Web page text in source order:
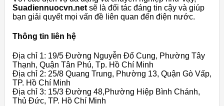
Suadiennuocvn.net sẽ là đối tác đáng tin cậy và giúp
bạn giải quyết mọi vấn đề liên quan đến điện nước.
Thông tin liên hệ
Địa chỉ 1: 19/5 Đường Nguyễn Đổ Cung, Phường Tây
Thạnh, Quận Tân Phú, Tp. Hồ Chí Minh
Địa chỉ 2: 25/8 Quang Trung, Phường 13, Quận Gò Vấp,
TP. Hồ Chí Minh
Địa chỉ 3: 15/3 Đường 48,Phường Hiệp Bình Chánh,
Thủ Đức, TP. Hồ Chí Minh